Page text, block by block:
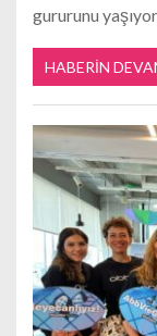
gururunu
HABERIN